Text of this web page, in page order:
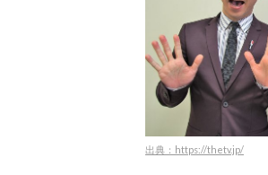
出典：https://thetv.jp/